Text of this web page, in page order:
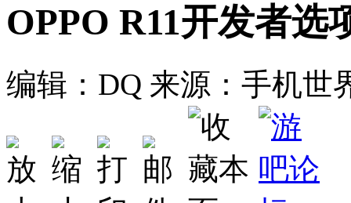
OPPO R11开发者选
编辑：DQ 来源：手机世